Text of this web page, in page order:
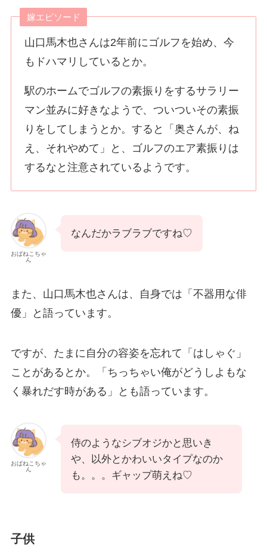
嫁エピソード
山口馬木也さんは2年前にゴルフを始め、今
もドハマリしているとか。
駅のホームでゴルフの素振りをするサラリー
マン並みに好きなようで、ついついその素振
りをしてしまうとか。すると「奥さんが、ね
え、それやめて」と、ゴルフのエア素振りは
するなと注意されているようです。
おばねこちゃ
ん
なんだかラブラブですね♡
また、山口馬木也さんは、自身では「不器用な俳
優」と語っています。
ですが、たまに自分の容姿を忘れて「はしゃぐ」
ことがあるとか。「ちっちゃい俺がどうしよもな
く暴れだす時がある」とも語っています。
おばねこちゃ
ん
侍のようなシブオジかと思いき
や、以外とかわいいタイプなのか
も。。。ギャップ萌えね♡
子供